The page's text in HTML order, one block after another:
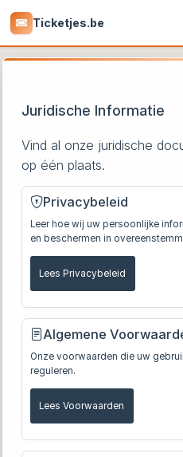
Ticketjes.be
Juridische Informatie
Vind al onze juridische
op één plaats.
Privacybeleid
Leer hoe wij uw persoonlijke
en beschermen in
Lees Privacybeleid
Algemene
Onze voorwaarden die uw
reguleren.
Lees Voorwaarden